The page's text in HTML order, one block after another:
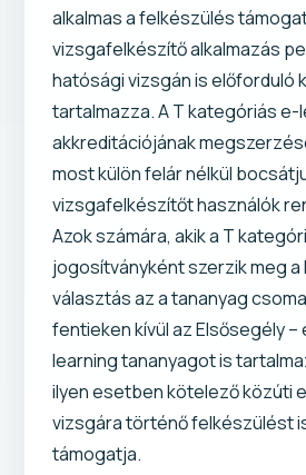
alkalmas a felkészülés
vizsgafelkészítő alkalmazás
hatósági vizsgán is előforduló
tartalmazza. A T kategóriás e-
akkreditációjának
most külön felár nélkül
vizsgafelkészítőt használók
Azok számára, akik a T
jogosítványként szerzik meg
választás az a tananyag
fentieken kívül az Elsősegély
learning tananyagot is
ilyen esetben kötelező közúti
vizsgára történő felkészülést
támogatja.